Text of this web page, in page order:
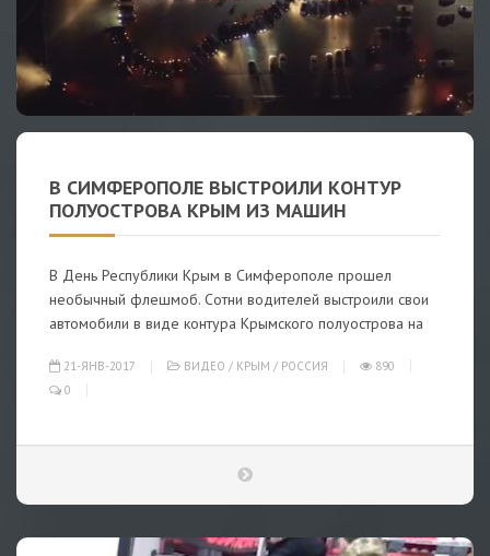
В СИМФЕРОПОЛЕ ВЫСТРОИЛИ КОНТУР
ПОЛУОСТРОВА КРЫМ ИЗ МАШИН
В День Республики Крым в Симферополе прошел
необычный флешмоб. Сотни водителей выстроили свои
автомобили в виде контура Крымского полуострова на
21-ЯНВ-2017 ВИДЕО / КРЫМ / РОССИЯ
890
0